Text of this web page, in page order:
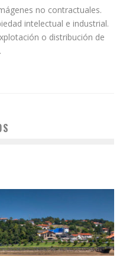
no contractuales.
intelectual e industrial.
o distribución de